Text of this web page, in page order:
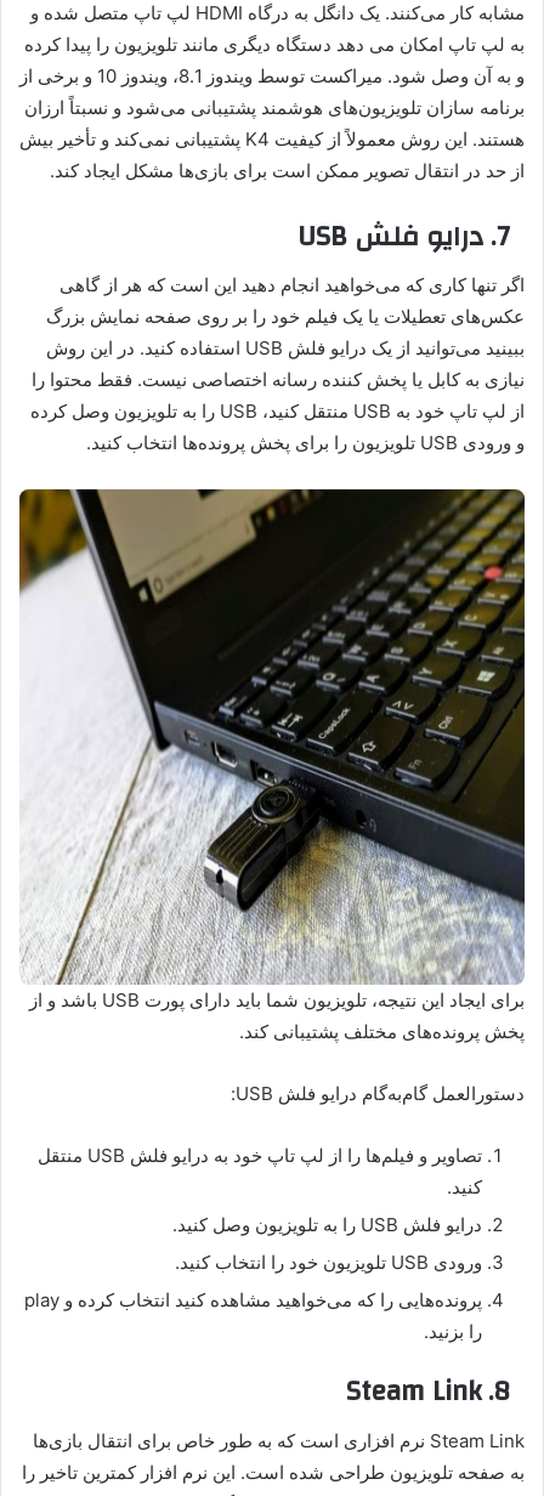
مشابه کار می‌کنند. یک دانگل به درگاه HDMI لپ تاپ متصل شده و
به لپ تاپ امکان می دهد دستگاه دیگری مانند تلویزیون را پیدا کرده
و به آن وصل شود. میراکست توسط ویندوز 8.1، ویندوز 10 و برخی از
برنامه سازان تلویزیون‌های هوشمند پشتیبانی می‌شود و نسبتاً ارزان
هستند. این روش معمولاً از کیفیت K4 پشتیبانی نمی‌کند و تأخیر بیش
از حد در انتقال تصویر ممکن است برای بازی‌ها مشکل ایجاد کند.
اگر تنها کاری که می‌خواهید انجام دهید این است که هر از گاهی
عکس‌های تعطیلات یا یک فیلم خود را بر روی صفحه نمایش بزرگ
ببینید می‌توانید از یک درایو فلش USB استفاده کنید. در این روش
نیازی به کابل یا پخش کننده رسانه اختصاصی نیست. فقط محتوا را
از لپ تاپ خود به USB منتقل کنید، USB را به تلویزیون وصل کرده
و ورودی USB تلویزیون را برای پخش پرونده‌ها انتخاب کنید.
برای ایجاد این نتیجه، تلویزیون شما باید دارای پورت USB باشد و از
پخش پرونده‌های مختلف پشتیبانی کند.
دستورالعمل گام‌به‌گام درایو فلش USB:
تصاویر و فیلم‌ها را از لپ تاپ خود به درایو فلش USB منتقل
کنید.
درایو فلش USB را به تلویزیون وصل کنید.
ورودی USB تلویزیون خود را انتخاب کنید.
پرونده‌هایی را که می‌خواهید مشاهده کنید انتخاب کرده و play
را بزنید.
Steam Link نرم افزاری است که به طور خاص برای انتقال بازی‌ها
به صفحه تلویزیون طراحی شده است. این نرم افزار کمترین تاخیر را